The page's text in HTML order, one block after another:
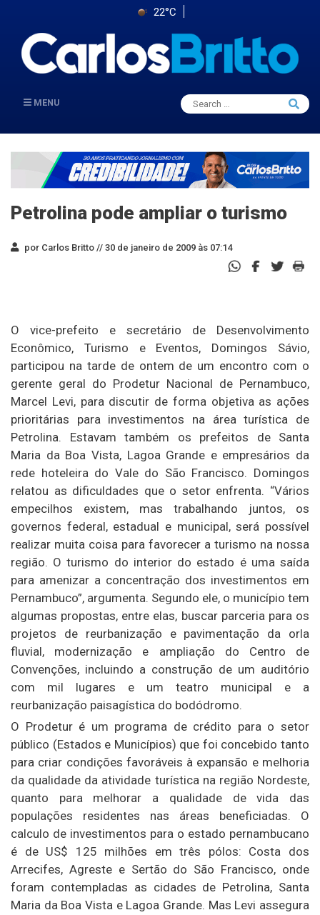
22°C
MENU
Search
for:
Search
Petrolina pode ampliar o turismo
por Carlos Britto // 30 de janeiro de 2009 às 07:14
O vice-prefeito e secretário de Desenvolvimento
Econômico, Turismo e Eventos, Domingos Sávio,
participou na tarde de ontem de um encontro com o
gerente geral do Prodetur Nacional de Pernambuco,
Marcel Levi, para discutir de forma objetiva as ações
prioritárias para investimentos na área turística de
Petrolina. Estavam também os prefeitos de Santa
Maria da Boa Vista, Lagoa Grande e empresários da
rede hoteleira do Vale do São Francisco. Domingos
relatou as dificuldades que o setor enfrenta. “Vários
empecilhos existem, mas trabalhando juntos, os
governos federal, estadual e municipal, será possível
realizar muita coisa para favorecer a turismo na nossa
região. O turismo do interior do estado é uma saída
para amenizar a concentração dos investimentos em
Pernambuco”, argumenta. Segundo ele, o município tem
algumas propostas, entre elas, buscar parceria para os
projetos de reurbanização e pavimentação da orla
fluvial, modernização e ampliação do Centro de
Convenções, incluindo a construção de um auditório
com mil lugares e um teatro municipal e a
reurbanização paisagística do bodódromo.
O Prodetur é um programa de crédito para o setor
público (Estados e Municípios) que foi concebido tanto
para criar condições favoráveis à expansão e melhoria
da qualidade da atividade turística na região Nordeste,
quanto para melhorar a qualidade de vida das
populações residentes nas áreas beneficiadas. O
calculo de investimentos para o estado pernambucano
é de US$ 125 milhões em três pólos: Costa dos
Arrecifes, Agreste e Sertão do São Francisco, onde
foram contempladas as cidades de Petrolina, Santa
Maria da Boa Vista e Lagoa Grande. Mas Levi assegura